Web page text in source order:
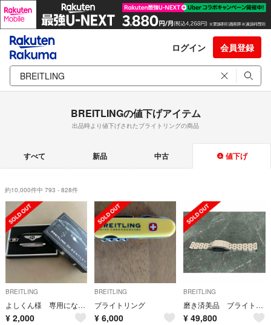
ログイン 会員登録
BREITLINGの値下げアイテム
出品時より値下げされたブライトリングの商品
すべて 新品 中古 値下げ
約10,000件中 793 - 828件
BREITLING
よしくん様 専用になります
¥ 2,000
BREITLING
ブライトリング
¥ 6,000
BREITLING
磨き済美品 ブライトリング 純正 ステンレスブレスレット ベルト バンド22mm
¥ 49,800